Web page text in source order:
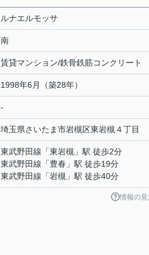
ルナエルモッサ
南
賃貸マンション/鉄骨鉄筋コンクリート
1998年6月（築28年）
-
埼玉県さいたま市岩槻区東岩槻 ４丁目
東武野田線 「東岩槻 」駅 徒歩2分
東武野田線 「豊春 」駅 徒歩19分
東武野田線 「岩槻 」駅 徒歩40分
情報の